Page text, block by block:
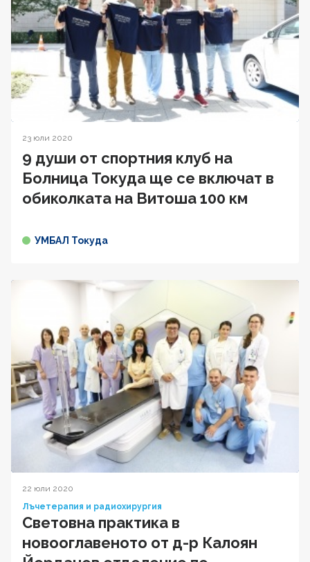
23 юли 2020
9 души от спортния клуб на
Болница Токуда ще се включат в
oбиколката на Витоша 100 км
УМБАЛ Токуда
22 юли 2020
Лъчетерапия и радиохирургия
Световна практика в
новооглавеното от д-р Калоян